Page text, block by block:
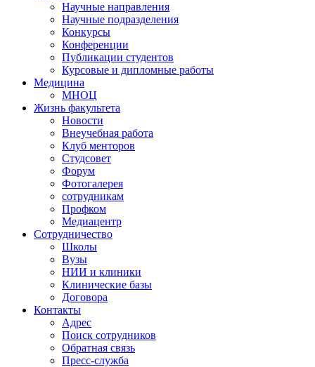
Научные направления
Научные подразделения
Конкурсы
Конференции
Публикации студентов
Курсовые и дипломные работы
Медицина
МНОЦ
Жизнь факультета
Новости
Внеучебная работа
Клуб менторов
Студсовет
Форум
Фотогалерея
сотрудникам
Профком
Медиацентр
Сотрудничество
Школы
Вузы
НИИ и клиники
Клинические базы
Договора
Контакты
Адрес
Поиск сотрудников
Обратная связь
Пресс-служба